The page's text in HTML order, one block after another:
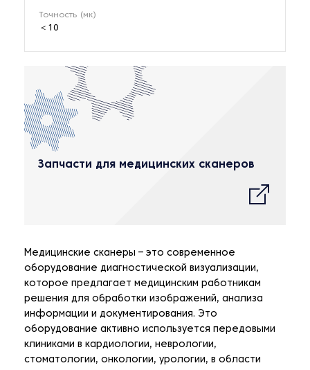
Точность (мк)
＜10
Запчасти для медицинских сканеров
Медицинские сканеры – это современное
оборудование диагностической визуализации,
которое предлагает медицинским работникам
решения для обработки изображений, анализа
информации и документирования. Это
оборудование активно используется передовыми
клиниками в кардиологии, неврологии,
стоматологии, онкологии, урологии, в области